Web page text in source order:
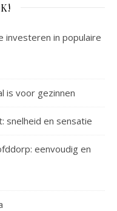
investeren in populaire
is voor gezinnen
snelheid en sensatie
eenvoudig en